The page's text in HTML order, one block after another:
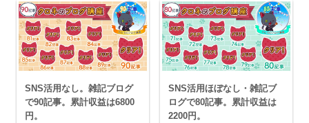
SNS活用なし。雑記ブログ
で90記事。累計収益は6800
円。
SNS活用ほぼなし・雑記ブ
ログで80記事。累計収益は
2200円。